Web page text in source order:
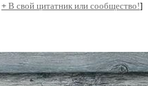
+ В свой цитатник или сообщество!]